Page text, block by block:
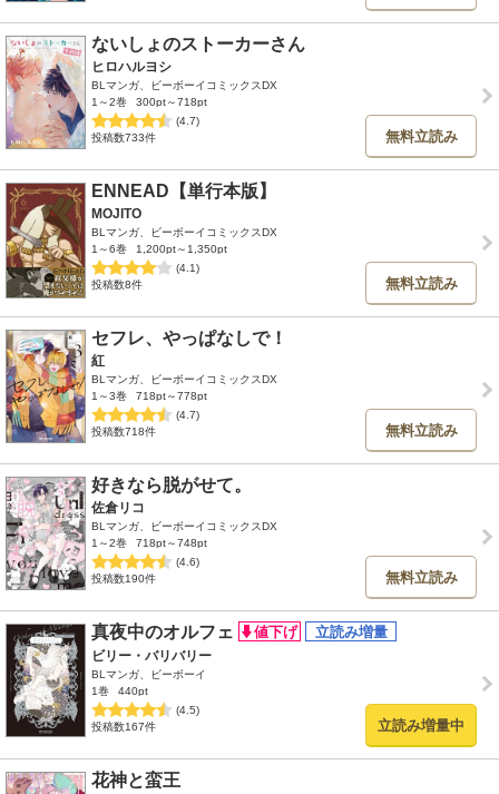
ないしょのストーカーさん
ヒロハルヨシ
BLマンガ、ビーボーイコミックスDX
1～2巻
300pt～718pt
(4.7)
投稿数733件
無料立読み
ENNEAD【単行本版】
MOJITO
BLマンガ、ビーボーイコミックスDX
1～6巻
1,200pt～1,350pt
(4.1)
投稿数8件
無料立読み
セフレ、やっぱなしで！
紅
BLマンガ、ビーボーイコミックスDX
1～3巻
718pt～778pt
(4.7)
投稿数718件
無料立読み
好きなら脱がせて。
佐倉リコ
BLマンガ、ビーボーイコミックスDX
1～2巻
718pt～748pt
(4.6)
投稿数190件
無料立読み
真夜中のオルフェ
ビリー・バリバリー
BLマンガ、ビーボーイ
1巻
440pt
(4.5)
投稿数167件
立読み増量中
花神と蛮王